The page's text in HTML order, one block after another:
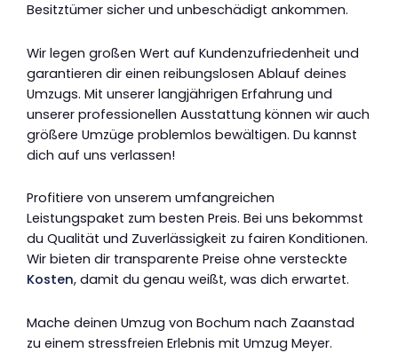
Besitztümer sicher und unbeschädigt ankommen.
Wir legen großen Wert auf Kundenzufriedenheit und
garantieren dir einen reibungslosen Ablauf deines
Umzugs. Mit unserer langjährigen Erfahrung und
unserer professionellen Ausstattung können wir auch
größere Umzüge problemlos bewältigen. Du kannst
dich auf uns verlassen!
Profitiere von unserem umfangreichen
Leistungspaket zum besten Preis. Bei uns bekommst
du Qualität und Zuverlässigkeit zu fairen Konditionen.
Wir bieten dir transparente Preise ohne versteckte
Kosten, damit du genau weißt, was dich erwartet.
Mache deinen Umzug von Bochum nach Zaanstad
zu einem stressfreien Erlebnis mit Umzug Meyer.